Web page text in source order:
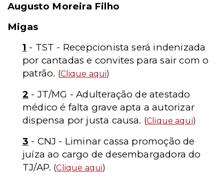
Augusto Moreira Filho
Migas
1 - TST - Recepcionista será indenizada
por cantadas e convites para sair com o
patrão. (Clique aqui)
2 - JT/MG - Adulteração de atestado
médico é falta grave apta a autorizar
dispensa por justa causa. (Clique aqui)
3 - CNJ - Liminar cassa promoção de
juíza ao cargo de desembargadora do
TJ/AP. (Clique aqui)